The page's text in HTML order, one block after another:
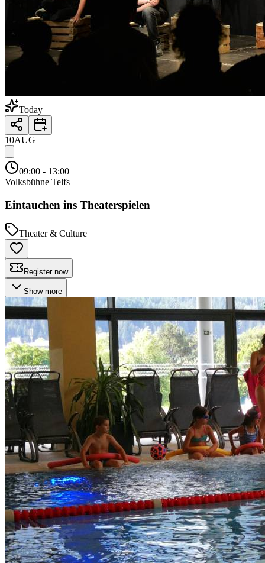
Today
10AUG
09:00 - 13:00
Volksbühne Telfs
Eintauchen ins Theaterspielen
Theater & Culture
Register now
Show more